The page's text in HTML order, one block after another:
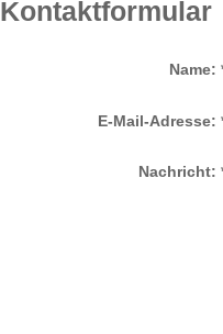
Kontaktformular
Name:
E-Mail-Adresse:
Nachricht: